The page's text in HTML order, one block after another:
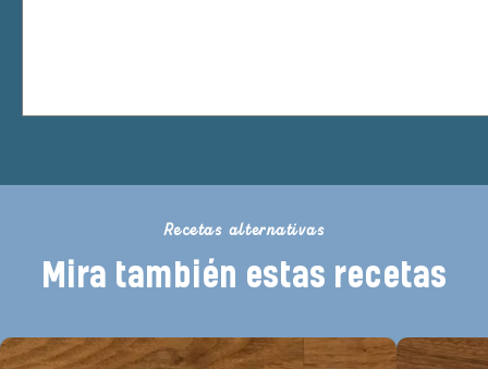
Recetas alternativas
Mira también estas recetas